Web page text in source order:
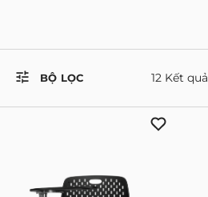
BỘ LỌC 12 Kết quả